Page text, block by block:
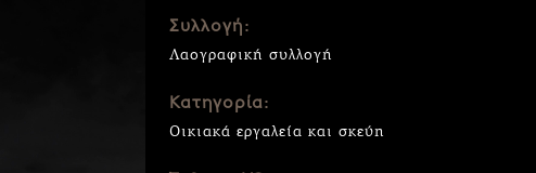
Συλλογή:
Λαογραφική συλλογή
Κατηγορία:
Οικιακά εργαλεία και σκεύη